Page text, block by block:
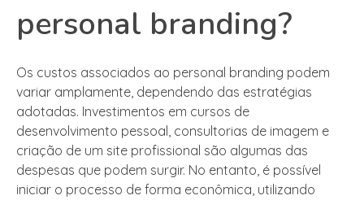
personal branding?
Os custos associados ao personal branding podem
variar amplamente, dependendo das estratégias
adotadas. Investimentos em cursos de
desenvolvimento pessoal, consultorias de imagem e
criação de um site profissional são algumas das
despesas que podem surgir. No entanto, é possível
iniciar o processo de forma econômica, utilizando